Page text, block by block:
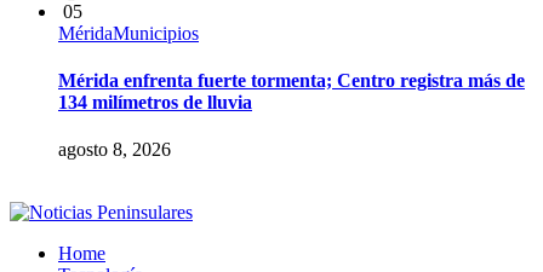
05
MéridaMunicipios
Mérida enfrenta fuerte tormenta; Centro registra más de
134 milímetros de lluvia
agosto 8, 2026
Home